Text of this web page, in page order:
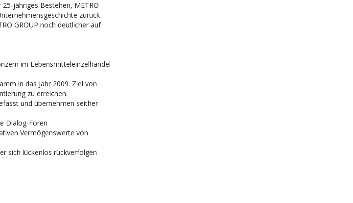
jähriges Bestehen, METRO
zurück
GROUP noch deutlicher auf
im Lebensmitteleinzelhandel
in das Jahr 2009. Ziel von
zu erreichen.
und übernehmen seither
Dialog-Foren
Vermögenswerte von
sich lückenlos rückverfolgen